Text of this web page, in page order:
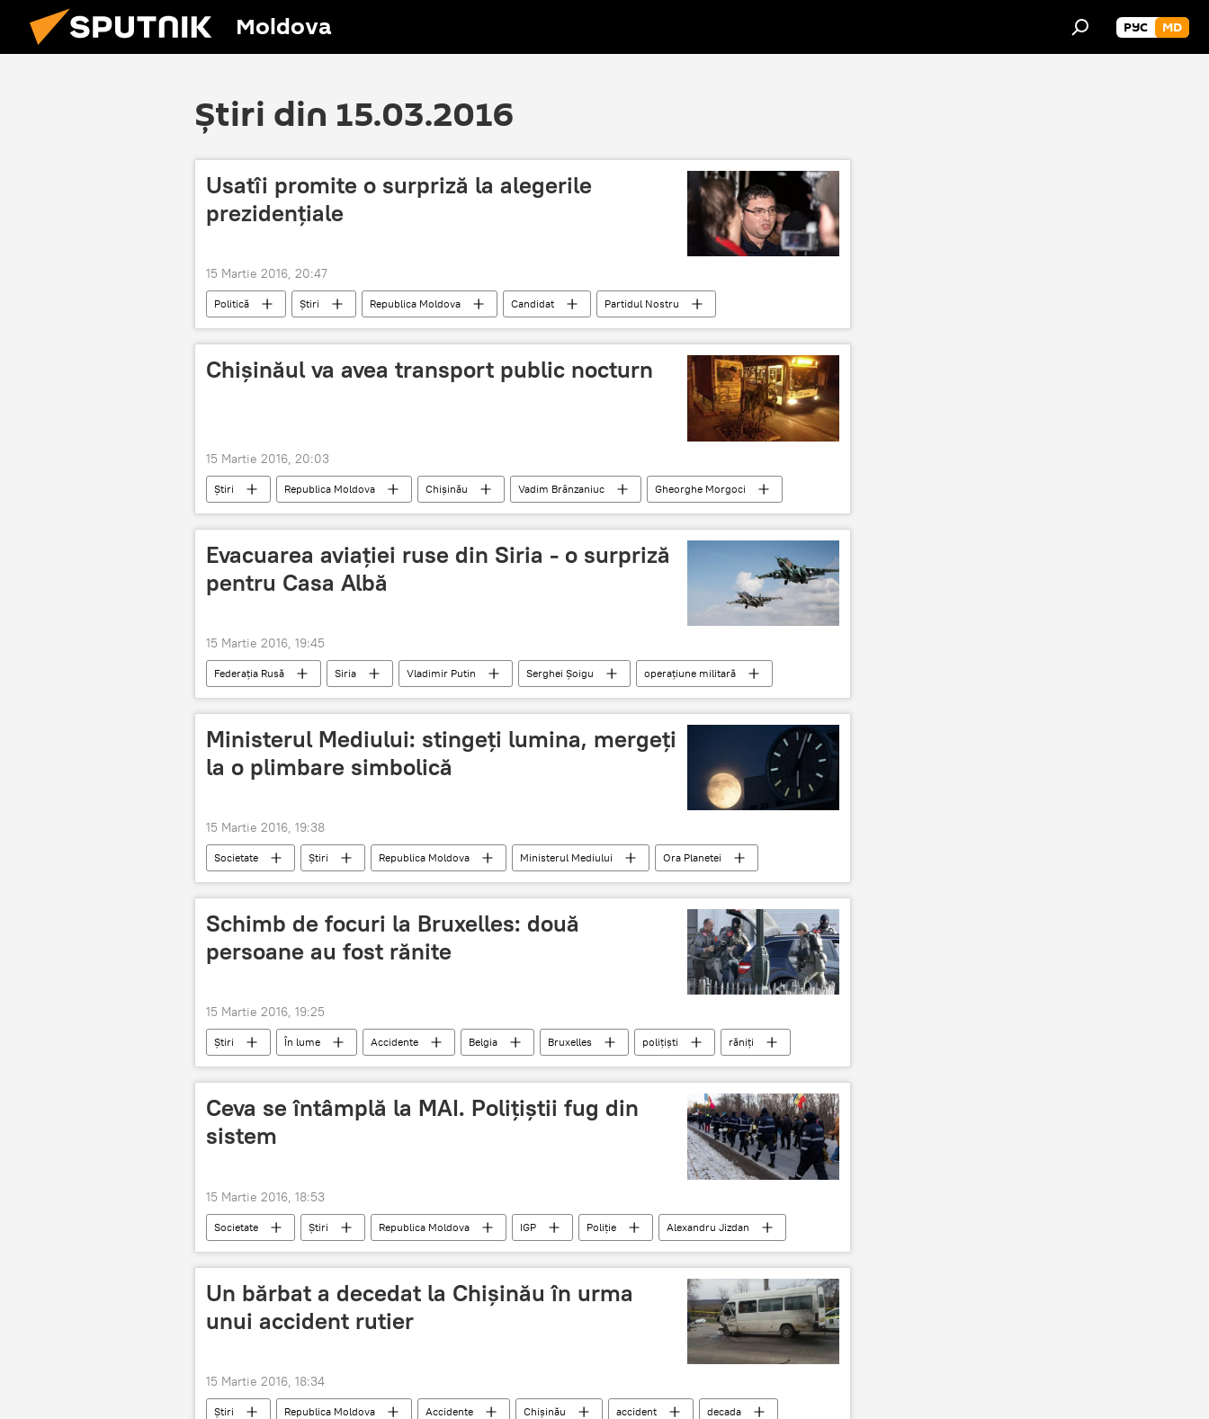
Moldova РУС MD
Știri din 15.03.2016
Usatîi promite o surpriză la alegerile
prezidenţiale
15 Martie 2016, 20:47
Politică Știri Republica Moldova Candidat
Partidul Nostru
Alegeri prezidenţiale
Surpriză RenatoUsatîi
Chișinăul va avea transport public nocturn
15 Martie 2016, 20:03
Știri Republica Moldova Chișinău Vadim Brânzaniuc
Gheorghe Morgoci
transport nocturn
cerere semnături regim de testare
Evacuarea aviaţiei ruse din Siria - o surpriză
pentru Casa Albă
15 Martie 2016, 19:45
Federația Rusă Siria Vladimir Putin Serghei Șoigu
operațiune militară
Retragere
Casa Albă SUA Forțele Aeriene și Spațiale ale FR
Ministerul Mediului: stingeţi lumina, mergeţi
la o plimbare simbolică
15 Martie 2016, 19:38
Societate Știri Republica Moldova Ministerul Mediului
Ora Planetei
Lumină
Solidarizare
Schimb de focuri la Bruxelles: două
persoane au fost rănite
15 Martie 2016, 19:25
Știri În lume Accidente Belgia Bruxelles polițiști
răniți
teroriști
percheziții schimb de focuri
Ceva se întâmplă la MAI. Poliţiştii fug din
sistem
15 Martie 2016, 18:53
Societate Știri Republica Moldova IGP Poliţie Alexandru Jizdan
Un bărbat a decedat la Chişinău în urma
unui accident rutier
15 Martie 2016, 18:34
Știri Republica Moldova Accidente Chişinău accident
decada